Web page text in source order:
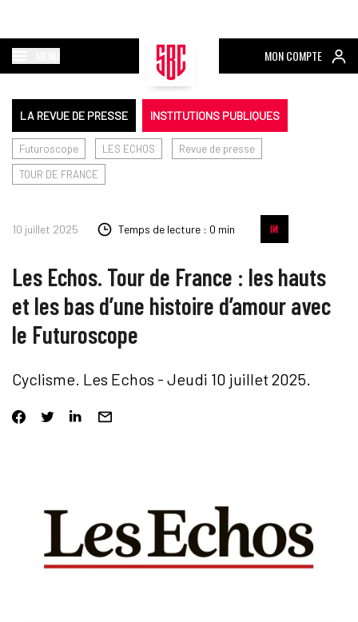
MON COMPTE
LA REVUE DE PRESSE INSTITUTIONS PUBLIQUES
Futuroscope LES ECHOS
Revue de presse
TOUR DE FRANCE
10 juillet 2025 Temps de lecture : 0 min
Les Echos. Tour de France : les hauts
et les bas d’une histoire d’amour avec
le Futuroscope
Cyclisme. Les Echos - Jeudi 10 juillet 2025.